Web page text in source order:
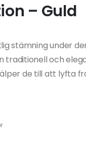
– Guld
stämning under
och
de till att lyfta